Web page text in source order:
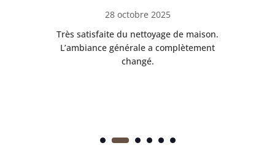
28 octobre 2025
Très satisfaite du nettoyage de maison.
L’ambiance générale a complètement
changé.